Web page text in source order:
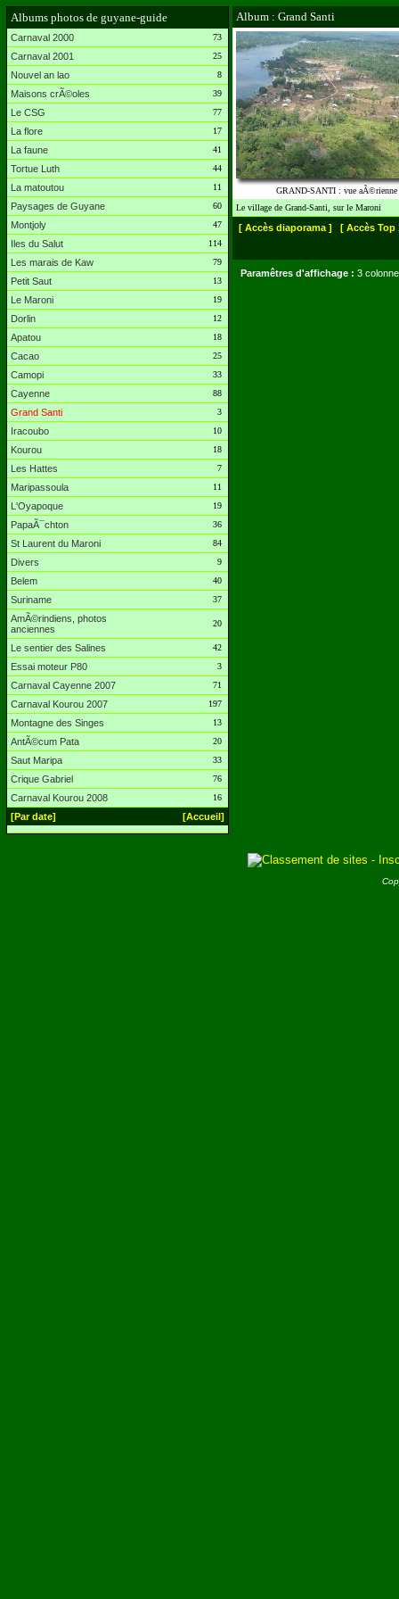
Albums photos de guyane-guide
Carnaval 2000 73
Carnaval 2001 25
Nouvel an lao 8
Maisons crÃ©oles 39
Le CSG 77
La flore 17
La faune 41
Tortue Luth 44
La matoutou 11
Paysages de Guyane 60
Montjoly 47
Iles du Salut 114
Les marais de Kaw 79
Petit Saut 13
Le Maroni 19
Dorlin 12
Apatou 18
Cacao 25
Camopi 33
Cayenne 88
Grand Santi 3
Iracoubo 10
Kourou 18
Les Hattes 7
Maripassoula 11
L'Oyapoque 19
PapaÃ¯chton 36
St Laurent du Maroni 84
Divers 9
Belem 40
Suriname 37
AmÃ©rindiens, photos
anciennes
20
Le sentier des Salines 42
Essai moteur P80 3
Carnaval Cayenne 2007 71
Carnaval Kourou 2007 197
Montagne des Singes 13
AntÃ©cum Pata 20
Saut Maripa 33
Crique Gabriel 76
Carnaval Kourou 2008 16
[Par date] [Accueil]
Album : Grand Santi
GRAND-SANTI : vue aÃ©rienne
Le village de Grand-Santi, sur le Maroni
[ Accès diaporama ] [ Accès Top
Paramêtres d'affichage : 3